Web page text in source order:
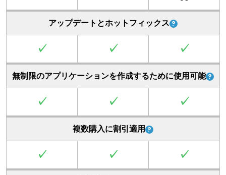
アップデートとホットフィックス
✓ ✓ ✓
無制限のアプリケーションを作成するために使用可能
✓ ✓ ✓
複数購入に割引適用
✓ ✓ ✓